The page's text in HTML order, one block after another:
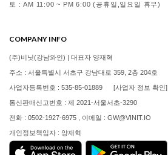
토 : AM 11:00 ~ PM 6:00 (공휴일,일요일 휴무)
COMPANY INFO
(주)비닛(강남와인) | 대표자 양재혁
주소 : 서울특별시 서초구 강남대로 359, 2층 204호
사업자등록번호 : 535-85-01889 [사업자 정보 확인]
통신판매신고번호 : 제 2021-서울서초-3290
전화 : 0502-1927-6975 , 이메일 : GW@VINIT.IO
개인정보책임자 : 양재혁